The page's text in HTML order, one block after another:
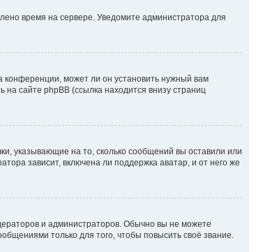
время на сервере. Уведомите администратора для
конференции, может ли он установить нужный вам
сайте phpBB (ссылка находится внизу страниц
указывающие на то, сколько сообщений вы оставили или
зависит, включена ли поддержка аватар, и от него же
и администраторов. Обычно вы не можете
только для того, чтобы повысить своё звание.